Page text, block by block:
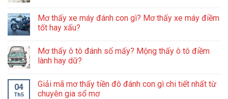
Mơ thấy xe máy đánh con gì? Mơ thấy xe máy điềm
tốt hay xấu?
Mơ thấy ô tô đánh số mấy? Mộng thấy ô tô điềm
lành hay dữ?
04
Th5
Giải mã mơ thấy tiền đô đánh con gì chi tiết nhất từ
chuyên gia sổ mơ